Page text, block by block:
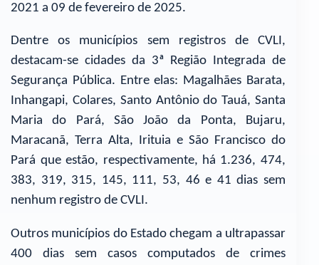
2021 a 09 de fevereiro de 2025.
Dentre os municípios sem registros de CVLI,
destacam-se cidades da 3ª Região Integrada de
Segurança Pública. Entre elas: Magalhães Barata,
Inhangapi, Colares, Santo Antônio do Tauá, Santa
Maria do Pará, São João da Ponta, Bujaru,
Maracanã, Terra Alta, Irituia e São Francisco do
Pará que estão, respectivamente, há 1.236, 474,
383, 319, 315, 145, 111, 53, 46 e 41 dias sem
nenhum registro de CVLI.
Outros municípios do Estado chegam a ultrapassar
400 dias sem casos computados de crimes